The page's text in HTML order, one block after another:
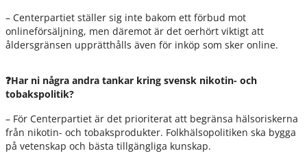
– Centerpartiet ställer sig inte bakom ett förbud mot
onlineförsäljning, men däremot är det oerhört viktigt att
åldersgränsen upprätthålls även för inköp som sker online.
❓Har ni några andra tankar kring svensk nikotin- och
tobakspolitik?
– För Centerpartiet är det prioriterat att begränsa hälsoriskerna
från nikotin- och tobaksprodukter. Folkhälsopolitiken ska bygga
på vetenskap och bästa tillgängliga kunskap.